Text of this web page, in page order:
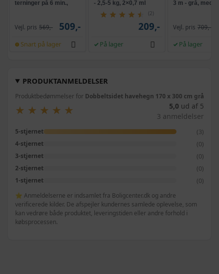
PRODUKTANMELDELSER
Produktbedømmelser for Dobbeltsidet havehegn 170 x 300 cm grå
★
★ ★
★ ★
★ ★
★ ★
★ 5,0 ud af 5
3 anmeldelser
5-stjernet (3)
4-stjernet (0)
3-stjernet (0)
2-stjernet (0)
1-stjernet (0)
⭐ Anmeldelserne er indsamlet fra Boligcenter.dk og andre
verificerede kilder. De afspejler kundernes samlede oplevelse, som
kan vedrøre både produktet, leveringstiden eller andre forhold i
købsprocessen.
terninger på 6 min.,
Vejl. pris 569,- 509,-
Snart på lager
- 2,5-5 kg, 2×0,7 ml
(2)
209,-
På lager
3 m - grå, med
Vejl. pris 709,-
På lager